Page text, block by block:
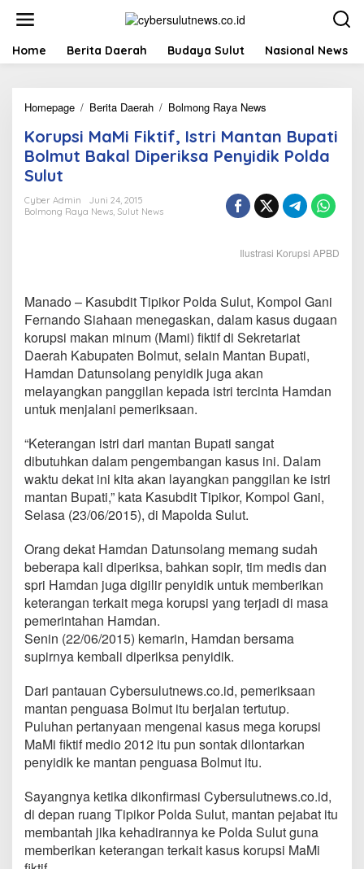
t
Home Berita Daerah Budaya Sulut Nasional News
Homepage / Berita Daerah / Bolmong Raya News
r
u
p
i
M
i
k
t
i
f
s
t
M
a
n
t
a
u
p
a
t
i
o
l
t
B
a
k
a
i
p
e
r
i
Korupsi MaMi Fiktif, Istri Mantan Bupati
Bolmut Bakal Diperiksa Penyidik Polda
Sulut
Cyber Admin
Juni 24, 2015
Bolmong Raya News, Sulut News
Ilustrasi Korupsi APBD
Manado – Kasubdit Tipikor Polda Sulut, Kompol Gani
Fernando Siahaan menegaskan, dalam kasus dugaan
korupsi makan minum (Mami) fiktif di Sekretariat
Daerah Kabupaten Bolmut, selain Mantan Bupati,
Hamdan Datunsolang penyidik juga akan
melayangkan panggilan kepada istri tercinta Hamdan
untuk menjalani pemeriksaan.
“Keterangan istri dari mantan Bupati sangat
dibutuhkan dalam pengembangan kasus ini. Dalam
waktu dekat ini kita akan layangkan panggilan ke istri
mantan Bupati,” kata Kasubdit Tipikor, Kompol Gani,
Selasa (23/06/2015), di Mapolda Sulut.
Orang dekat Hamdan Datunsolang memang sudah
beberapa kali diperiksa, bahkan sopir, tim medis dan
spri Hamdan juga digilir penyidik untuk memberikan
keterangan terkait mega korupsi yang terjadi di masa
pemerintahan Hamdan.
Senin (22/06/2015) kemarin, Hamdan bersama
supirnya kembali diperiksa penyidik.
Dari pantauan Cybersulutnews.co.id, pemeriksaan
mantan penguasa Bolmut itu berjalan tertutup.
Puluhan pertanyaan mengenai kasus mega korupsi
MaMi fiktif medio 2012 itu pun sontak dilontarkan
penyidik ke mantan penguasa Bolmut itu.
Sayangnya ketika dikonfirmasi Cybersulutnews.co.id,
di depan ruang Tipikor Polda Sulut, mantan pejabat itu
membantah jika kehadirannya ke Polda Sulut guna
memberikan keterangan terkait kasus korupsi MaMi